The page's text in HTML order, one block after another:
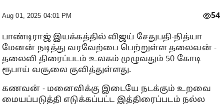
Aug 01, 2025 04:01 PM 54
பாண்டிராஜ் இயக்கத்தில் விஜய் சேதுபதி-நித்யா
மேனன் நடித்து வரவேற்பை பெற்றுள்ள தலைவன் -
தலைவி திரைப்படம் உலகம் முழுவதும் 50 கோடி
ரூபாய் வசூலை குவித்துள்ளது.
கணவன் - மனைவிக்கு இடையே நடக்கும் உறவை
மையப்படுத்தி எடுக்கப்பட்ட இத்திரைப்படம் நல்ல